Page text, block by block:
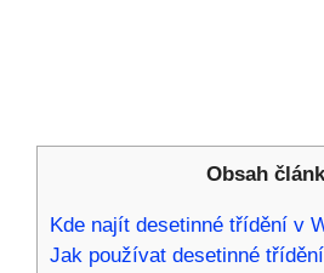
Obsah
Kde najít desetinné třídění v
Jak používat desetinné